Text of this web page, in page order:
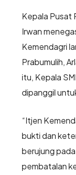
Kepala Pusat
Irwan
Kemendagri
Prabumulih,
itu, Kepala
dipanggil
“Itjen
bukti dan
berujung
pembatalan